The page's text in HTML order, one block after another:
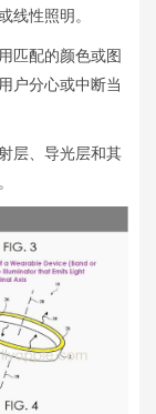
线性照明。
匹配的颜色或图
户分心或中断当
层、导光层和其